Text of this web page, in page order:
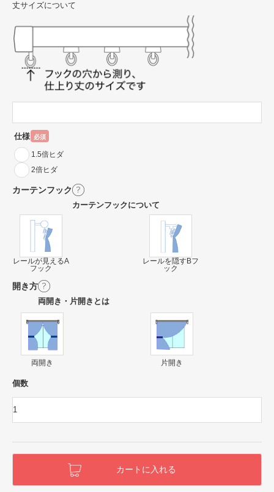
丈サイズについて
仕様 必須
1.5倍ヒダ
2倍ヒダ
カーテンフック
カーテンフックについて
レールが見えるA
フック
レールを隠すBフ
ック
開き方
両開き・片開きとは
両開き 片開き
個数